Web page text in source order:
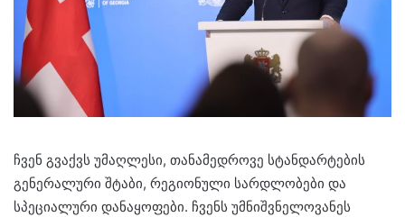
ჩვენ გვაქვს უმაღლესი, თანამედროვე სტანდარტების
გენერალური შტაბი, რეგიონული სარდლობები და
სპეციალური დანაყოფები. ჩვენს უმნიშვნელოვანეს